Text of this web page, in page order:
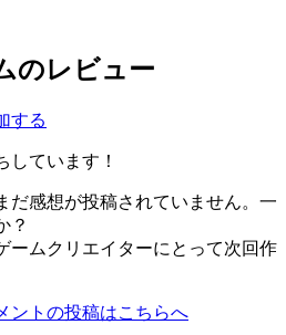
のレビュー
する
しています！
だ感想が投稿されていません。一
？
ームクリエイターにとって次回作
ントの投稿はこちらへ